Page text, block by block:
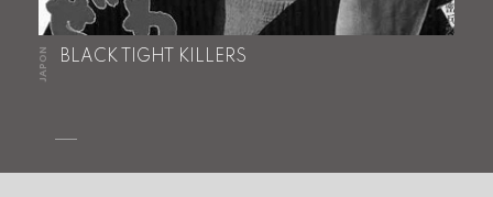
JAPON BLACK TIGHT KILLERS